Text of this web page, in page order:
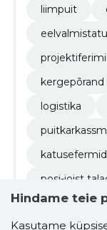
liimpuit
kergepõrand
logistika
katusefermid
posi-joist
sarikad
Hindame teie
Kasutame